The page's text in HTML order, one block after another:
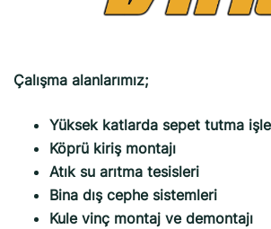
Çalışma alanlarımız;
Yüksek katlarda sepet tutma
Köprü kiriş montajı
Atık su arıtma tesisleri
Bina dış cephe sistemleri
Kule vinç montaj ve demontajı